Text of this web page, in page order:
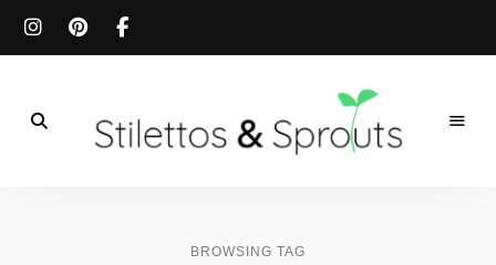
BROWSING TAG